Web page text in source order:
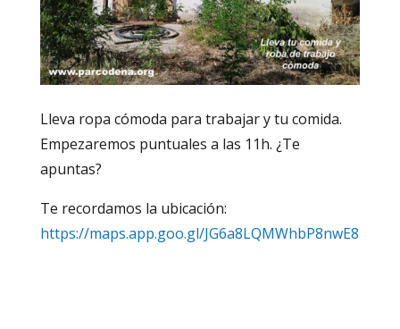
Lleva ropa cómoda para trabajar y tu comida.
Empezaremos puntuales a las 11h. ¿Te
apuntas?
Te recordamos la ubicación:
https://maps.app.goo.gl/JG6a8LQMWhbP8nwE8